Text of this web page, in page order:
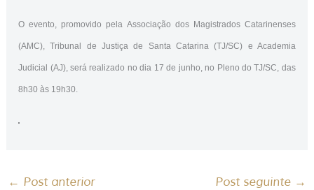
O evento, promovido pela Associação dos Magistrados Catarinenses
(AMC), Tribunal de Justiça de Santa Catarina (TJ/SC) e Academia
Judicial (AJ), será realizado no dia 17 de junho, no Pleno do TJ/SC, das
8h30 às 19h30.
← Post anterior Post seguinte →